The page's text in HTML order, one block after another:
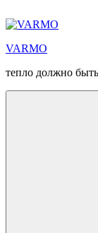
VARMO
тепло должно